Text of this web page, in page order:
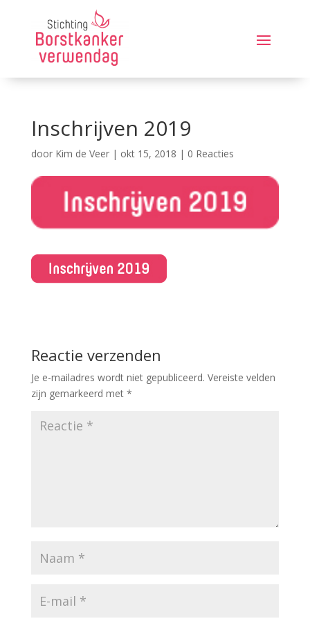
Inschrijven 2019
door Kim de Veer| okt 15, 2018 | 0 Reacties
Reactie verzenden
Je e-mailadres wordt niet gepubliceerd. Vereiste velden
zijn gemarkeerd met *